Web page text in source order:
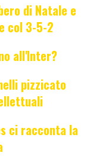
di Natale e
col 3-5-2
all'Inter?
pizzicato
ci racconta la